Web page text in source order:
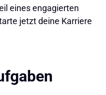
eines engagierten
jetzt deine Karriere